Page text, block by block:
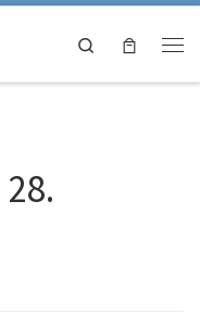
Search
28.